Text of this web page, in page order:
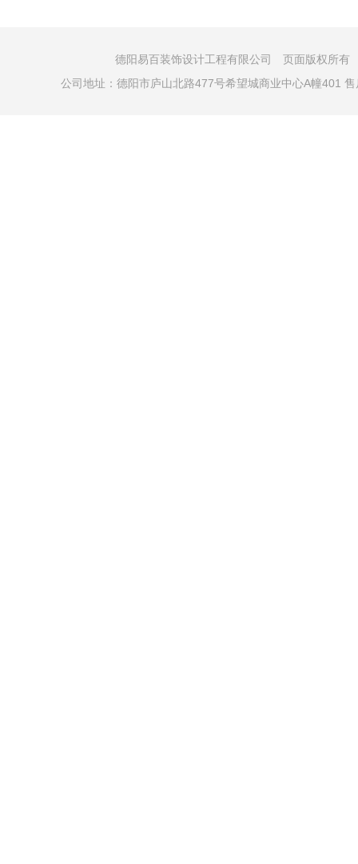
德阳易百装饰设计工程有限公司 页面版权所
公司地址：德阳市庐山北路477号希望城商业中心A幢401